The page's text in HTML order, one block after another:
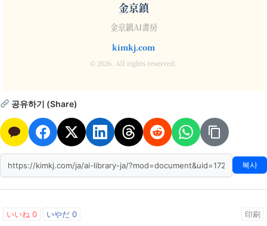
金京鎮
金京鎮AI書房
kimkj.com
© 2026. All rights reserved.
공유하기 (Share)
복사
いいね 0 いやだ 0 印刷